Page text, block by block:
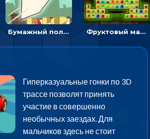
Бумажный полет: бросай самолетик и собери бонусы Фруктовый маджонг - найти одинаковые плитки головоломки
Гиперказуальные гонки по 3D
трассе позволят принять
участие в совершенно
необычных заездах. Для
мальчиков здесь не стоит